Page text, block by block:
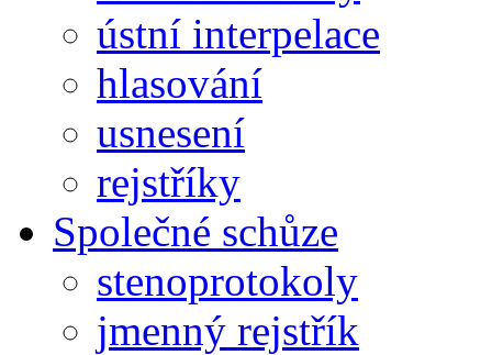
ústní interpelace
hlasování
usnesení
rejstříky
Společné schůze
stenoprotokoly
jmenný rejstřík